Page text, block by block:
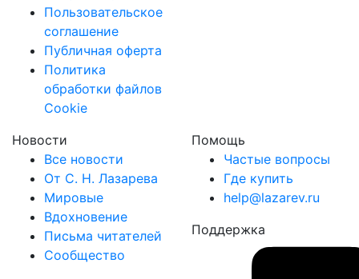
Пользовательское
соглашение
Публичная оферта
Политика
обработки файлов
Cookie
Новости
Все новости
От С. Н. Лазарева
Мировые
Вдохновение
Письма читателей
Сообщество
Помощь
Частые вопросы
Где купить
help@lazarev.ru
Поддержка